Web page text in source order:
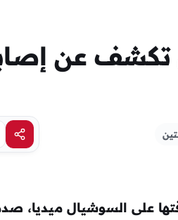
عن
على السوشيال ميديا،